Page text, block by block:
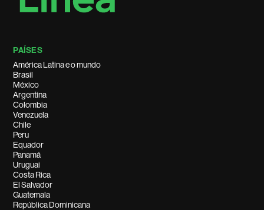
PAÍSES
América Latina e o mundo
Brasil
México
Argentina
Colombia
Venezuela
Chile
Peru
Equador
Panamá
Uruguai
Costa Rica
El Salvador
Guatemala
República Dominicana